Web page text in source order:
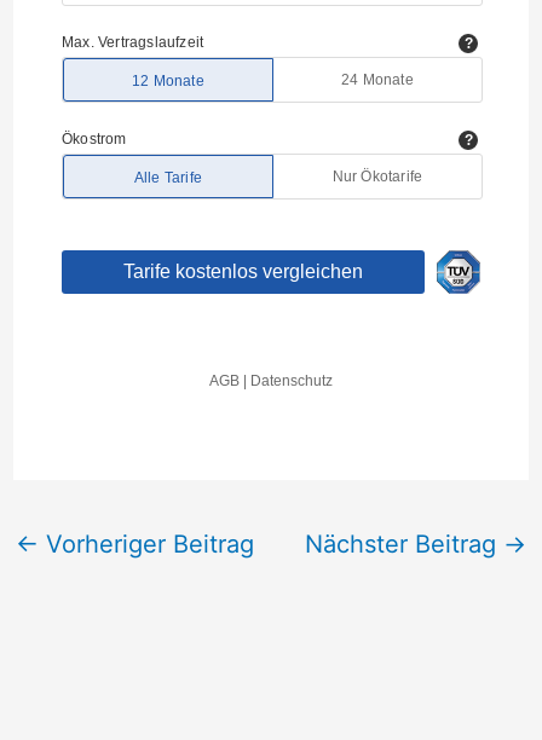
← Vorheriger Beitrag Nächster Beitrag →